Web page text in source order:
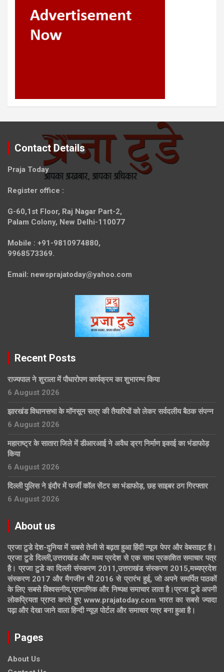
Contact Details
Praja Today
Register office :
G-60,1st Floor, Raj Nagar Part-2,
Palam Colony, New Delhi-110077
Mobile : +91-9810974880,
9968573369.
Email: newsprajatoday@yahoo.com
Recent Posts
राज्यपाल ने शुराला में पौधारोपण कार्यक्रम का शुभारम्भ किया
6 August 2026
झारखंड विधानसभा के मॉनसून सत्र की तैयारियों को लेकर सर्वदलीय बैठक संपन्न
6 August 2026
महाराष्ट्र के सातारा जिले में डीआरआई ने अवैध ड्रग निर्माण इकाई का भंडाफोड़
किया
6 August 2026
दिल्ली पुलिस ने इंदौर में फर्जी कॉल सेंटर का भंडाफोड़, छह साइबर ठग गिरफ्तार
6 August 2026
About us
प्रजा टुडे देश-दुनिया में सबसे तेजी से बढ़ता हुआ हिंदी न्यूज पेपर और वेबसाइट है।
प्रजा टुडे दिल्ली,उत्तराखंड और मध्य प्रदेश से एक साथ प्रकाशित समाचार पत्र
है। प्रजा टुडे का दिल्ली संस्करण 2011,उत्तराखंड संस्करण 2015,मध्यप्रदेश
संस्करण 2017 और मैगजीन भी 2016 से प्रारंभ हुई, जो अपने समर्पित पाठकों
के लिए सबसे विश्वसनीय,प्रामाणिक और निष्पक्ष समाचार लाता है।प्रजा टुडे अपनी
लोकप्रियता प्राप्त करते हुए www.prajatoday.com भारत का सबसे ज्यादा
पढ़ा और देखा जाने वाला हिन्दी न्यूज़ पोर्टल और समाचार पत्र बना हुआ है।
Pages
About Us